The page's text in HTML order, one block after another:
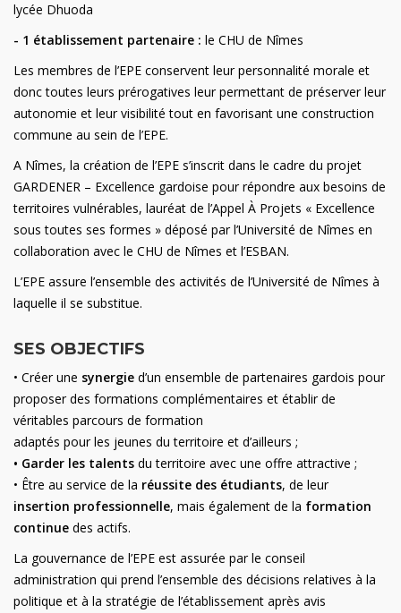
lycée Dhuoda
- 1 établissement partenaire : le CHU de Nîmes
Les membres de l’EPE conservent leur personnalité morale et
donc toutes leurs prérogatives leur permettant de préserver leur
autonomie et leur visibilité tout en favorisant une construction
commune au sein de l’EPE.
A Nîmes, la création de l’EPE s’inscrit dans le cadre du projet
GARDENER – Excellence gardoise pour répondre aux besoins de
territoires vulnérables, lauréat de l’Appel À Projets « Excellence
sous toutes ses formes » déposé par l’Université de Nîmes en
collaboration avec le CHU de Nîmes et l’ESBAN.
L’EPE assure l’ensemble des activités de l’Université de Nîmes à
laquelle il se substitue.
SES OBJECTIFS
• Créer une synergie d’un ensemble de partenaires gardois pour
proposer des formations complémentaires et établir de
véritables parcours de formation
adaptés pour les jeunes du territoire et d’ailleurs ;
• Garder les talents du territoire avec une offre attractive ;
• Être au service de la réussite des étudiants, de leur
insertion professionnelle, mais également de la formation
continue des actifs.
La gouvernance de l’EPE est assurée par le conseil
administration qui prend l’ensemble des décisions relatives à la
politique et à la stratégie de l’établissement après avis